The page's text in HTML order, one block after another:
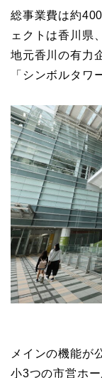
総事業費は約
ェクトは香川県
地元香川の有力
「シンボルタワ
メインの機能が
小3つの市営ホ